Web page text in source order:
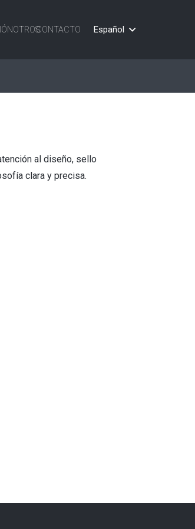
OTROSCONTACTO Español
al diseño, sello
clara y precisa.